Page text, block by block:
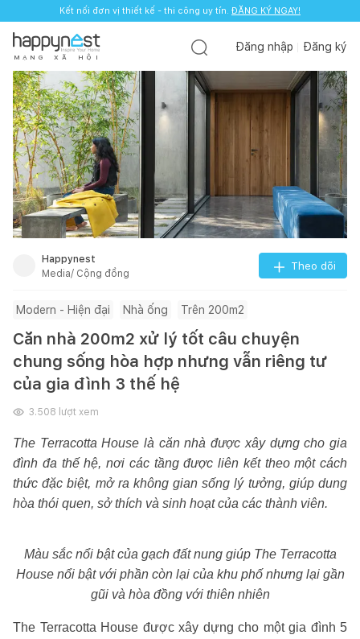
Kết nối đơn vị thiết kế - thi công uy tín. ĐĂNG KÝ NGAY!
M Ạ N G X Ã H Ộ I
Đăng nhập Đăng ký
Happynest
Media/ Cộng đồng
Theo dõi
Modern - Hiện đại Nhà ống Trên 200m2
Căn nhà 200m2 xử lý tốt câu chuyện
chung sống hòa hợp nhưng vẫn riêng tư
của gia đình 3 thế hệ
3.508 lượt xem
The Terracotta House là căn nhà được xây dựng cho gia
đình đa thế hệ, nơi các tầng được liên kết theo một cách
thức đặc biệt, mở ra không gian sống lý tưởng, giúp dung
hòa thói quen, sở thích và sinh hoạt của các thành viên.
Màu sắc nổi bật của gạch đất nung giúp The Terracotta
House nổi bật với phần còn lại của khu phố nhưng lại gần
gũi và hòa đồng với thiên nhiên
The Terracotta House được xây dựng cho một gia đình 5